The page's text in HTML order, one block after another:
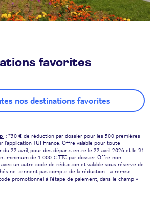
favorites
nos destinations favorites
: *30 € de réduction par dossier pour les 500 premières
l'application TUI France. Offre valable pour toute
du 22 avril, pour des départs entre le 22 avril 2026 et le 31
minimum de 1 000 € TTC par dossier. Offre non
un autre code de réduction et valable sous réserve de
ne tiennent pas compte de la réduction. La remise
promotionnel à l'étape de paiement, dans le champ «